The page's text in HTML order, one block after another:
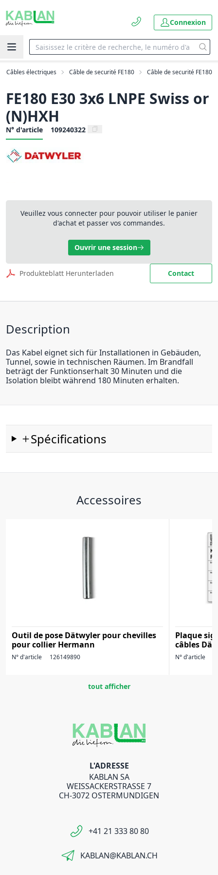
Connexion
Câbles électriques Câble de securité FE180 Câble de securité FE180
FE180 E30 3x6 LNPE Swiss or
(N)HXH
N° d'article 109240322
Veuillez vous connecter pour pouvoir utiliser le panier
d'achat et passer vos commandes.
Ouvrir une session
Produkteblatt Herunterladen Contact
Description
Das Kabel eignet sich für Installationen in Gebäuden,
Tunnel, sowie in technischen Räumen. Im Brandfall
beträgt der Funktionserhalt 30 Minuten und die
Isolation bleibt während 180 Minuten erhalten.
Spécifications
Accessoires
Outil de pose Dätwyler pour chevilles
pour collier Hermann
N° d'article 126149890
Plaque
câbles
N° d'article
tout afficher
L'ADRESSE
KABLAN SA
WEISSACKERSTRASSE 7
CH-3072 OSTERMUNDIGEN
+41 21 333 80 80
KABLAN@KABLAN.CH